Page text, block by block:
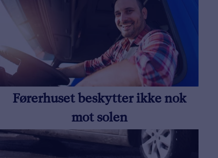
Førerhuset beskytter ikke nok
mot solen